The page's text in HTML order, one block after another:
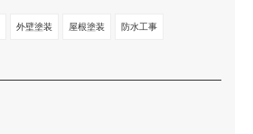
外壁塗装 屋根塗装 防水工事